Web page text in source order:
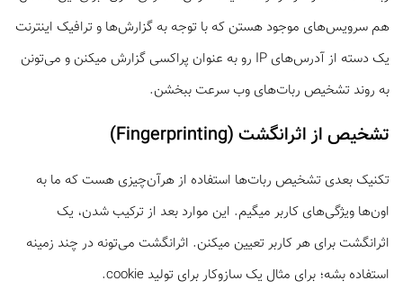
هم سرویس‌های موجود هستن که با توجه به گزارش‌ها و ترافیک اینترنت
یک دسته از آدرس‌های IP رو به عنوان پراکسی گزارش میکنن و می‌تونن
به روند تشخیص ربات‌های وب سرعت ببخشن.
تشخیص از اثرانگشت (Fingerprinting)
تکنیک بعدی تشخیص ربات‌ها استفاده از هرآن‌چیزی هست که ما به
اون‌ها ویژگی‌های کاربر میگیم. این موارد بعد از ترکیب شدن، یک
اثرانگشت برای هر کاربر تعیین میکنن. اثرانگشت‌ می‌تونه در چند زمینه
استفاده بشه؛ برای مثال یک سازوکار برای تولید cookie.